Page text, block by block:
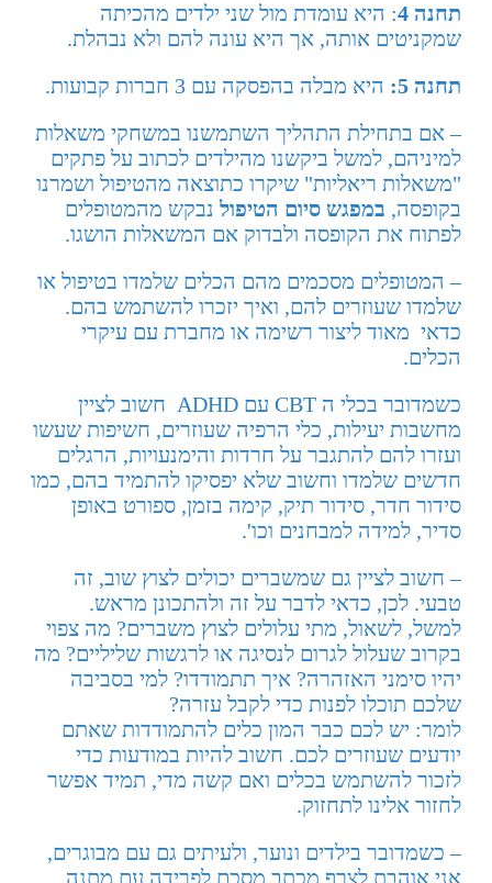
תחנה 4
: היא עומדת מול שני ילדים מהכיתה
שמקניטים אותה, אך היא עונה להם ולא נבהלת.
תחנה 5:
היא מבלה בהפסקה עם 3 חברות קבועות.
– אם בתחילת התהליך השתמשנו במשחקי משאלות
למיניהם, למשל ביקשנו מהילדים לכתוב על פתקים
"משאלות ריאליות" שיקרו כתוצאה מהטיפול ושמרנו
בקופסה, במפגש סיום הטיפולנבקש מהמטופלים
לפתוח את הקופסה ולבדוק אם המשאלות הושגו.
– המטופלים מסכמים מהם הכלים שלמדו בטיפול או
שלמדו שעוזרים להם, ואיך יזכרו להשתמש בהם.
כדאי מאוד ליצור רשימה או מחברת עם עיקרי
הכלים.
כשמדובר בכלי ה CBT עם ADHD חשוב לציין
מחשבות יעילות, כלי הרפיה שעוזרים, חשיפות שעשו
ועזרו להם להתגבר על חרדות והימנעויות, הרגלים
חדשים שלמדו וחשוב שלא יפסיקו להתמיד בהם, כמו
סידור חדר, סידור תיק, קימה בזמן, ספורט באופן
סדיר, למידה למבחנים וכו'.
– חשוב לציין גם שמשברים יכולים לצוץ שוב, זה
טבעי. לכן, כדאי לדבר על זה ולהתכונן מראש.
למשל, לשאול, מתי עלולים לצוץ משברים? מה צפוי
בקרוב שעלול לגרום לנסיגה או לרגשות שליליים? מה
יהיו סימני האזהרה? איך תתמודדו? למי בסביבה
שלכם תוכלו לפנות כדי לקבל עזרה?
לומר: יש לכם כבר המון כלים להתמודדות שאתם
יודעים שעוזרים לכם. חשוב להיות במודעות כדי
לזכור להשתמש בכלים ואם קשה מדי, תמיד אפשר
לחזור אלינו לתחזוק.
– כשמדובר בילדים ונוער, ולעיתים גם עם מבוגרים,
אני אוהבת לצרף מכתב מסכם לפרידה עם מתנה